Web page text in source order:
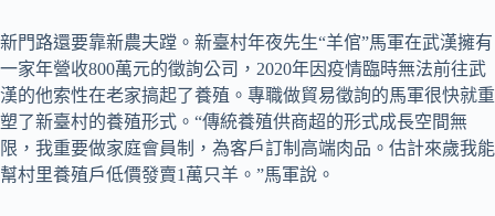
新門路還要靠新農夫蹚。新臺村年夜先生“羊倌”馬軍在武漢擁有
一家年營收800萬元的徵詢公司，2020年因疫情臨時無法前往武
漢的他索性在老家搞起了養殖。專職做貿易徵詢的馬軍很快就重
塑了新臺村的養殖形式。“傳統養殖供商超的形式成長空間無
限，我重要做家庭會員制，為客戶訂制高端肉品。估計來歲我能
幫村里養殖戶低價發賣1萬只羊。”馬軍說。